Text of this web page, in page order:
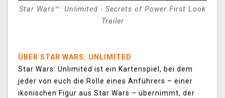
Star Wars™: Unlimited - Secrets of Power First Look
Trailer
ÜBER STAR WARS: UNLIMITED
Star Wars: Unlimited ist ein Kartenspiel, bei dem
jeder von euch die Rolle eines Anführers – einer
ikonischen Figur aus Star Wars – übernimmt, der